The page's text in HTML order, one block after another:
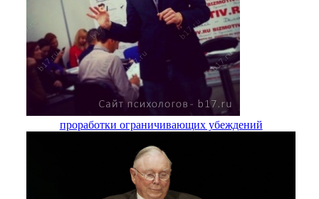
проработки ограничивающих убеждений